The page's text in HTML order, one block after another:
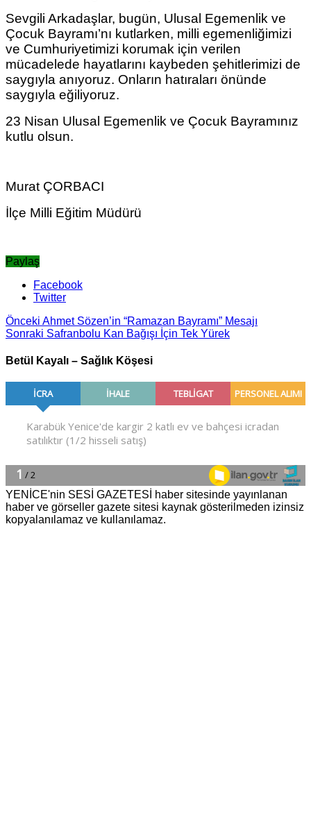
Sevgili Arkadaşlar, bugün, Ulusal Egemenlik ve
Çocuk Bayramı’nı kutlarken, milli egemenliğimizi
ve Cumhuriyetimizi korumak için verilen
mücadelede hayatlarını kaybeden şehitlerimizi de
saygıyla anıyoruz. Onların hatıraları önünde
saygıyla eğiliyoruz.
23 Nisan Ulusal Egemenlik ve Çocuk Bayramınız
kutlu olsun.
Murat ÇORBACI
İlçe Milli Eğitim Müdürü
Paylaş
Facebook
Twitter
Önceki Ahmet Sözen’in “Ramazan Bayramı” Mesajı
Sonraki Safranbolu Kan Bağışı İçin Tek Yürek
Betül Kayalı – Sağlık Köşesi
YENİCE'nin SESİ GAZETESİ haber sitesinde yayınlanan
haber ve görseller gazete sitesi kaynak gösterilmeden izinsiz
kopyalanılamaz ve kullanılamaz.